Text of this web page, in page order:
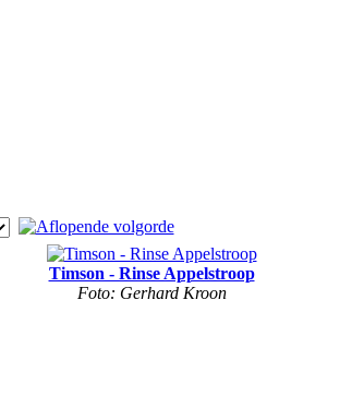
Timson - Rinse Appelstroop
Foto: Gerhard Kroon